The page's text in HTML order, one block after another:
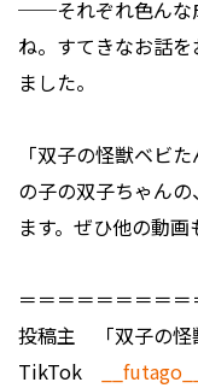
──それぞれ色んな
ね。すてきなお話
ました。
「双子の怪獣ベビ
の子の双子ちゃん
ます。ぜひ他の動
＝＝＝＝＝＝＝＝
投稿主 「双子の怪
TikTok